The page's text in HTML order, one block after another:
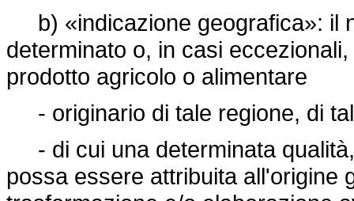
b) «indicazione geografica»: il
determinato o, in casi
prodotto agricolo o alimentare
- originario di tale regione, di
- di cui una determinata
possa essere attribuita all'origine